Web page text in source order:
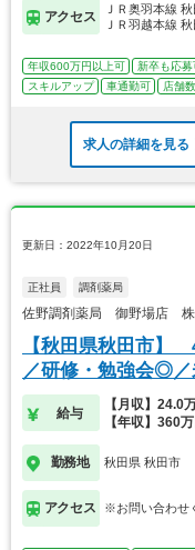
アクセス
ＪＲ奥羽本線
ＪＲ羽越本線
年収600万円以上可 新卒も応募
スキルアップ
車通勤可 店舗
求人の詳細を見る
更新日：2022年10月20日
正社員 調剤薬局
佐野調剤薬局 御野場店 株
【秋田県秋田市】
／研修・勉強会◎
給与
【月収】24.0
【年収】360
勤務地 秋田県 秋田市
アクセス ※お問い合わせ